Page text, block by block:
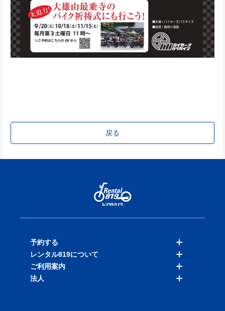
戻る
予約する
バイクを探す
店舗を探す
レンタル819について
料金表
ご利用案内
法人